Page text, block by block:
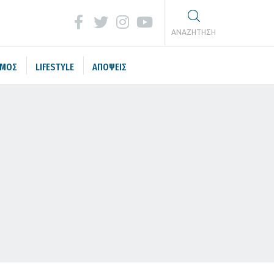
ΑΝΑΖΗΤΗΣΗ
LIFESTYLE ΑΠΟΨΕΙΣ